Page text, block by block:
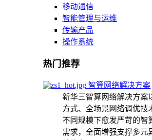
移动通信
智能管理与运维
传输产品
操作系统
热门推荐
智算网络解决方案
新华三智算网络解决方案
方式、全场景网络调优技
不同规模下愈发严苛的智
需求，全面增强支撑多元